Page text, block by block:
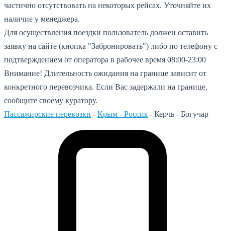
частично отсутствовать на некоторых рейсах. Уточняйте их
наличие у менеджера.
Для осуществления поездки пользователь должен оставить
заявку на сайте (кнопка "Забронировать") либо по телефону с
подтверждением от оператора в рабочее время 08:00-23:00
Внимание! Длительность ожидания на границе зависит от
конкретного перевозчика. Если Вас задержали на границе,
сообщите своему куратору.
Пассажирские перевозки - Крым - Россия - Керчь - Богучар